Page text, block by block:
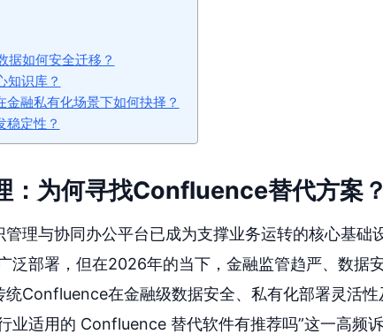
如何安全迁移？
知识库？
融私有化场景下如何抉择？
稳定性？
：为何寻找Confluence替代方案？
理与协同办公平台已成为支撑业务运转的核心基础
泛部署，但在2026年的当下，金融监管趋严、数据
Confluence在金融级数据安全、私有化部署灵活性
业适用的 Confluence 替代软件有推荐吗”这一高频